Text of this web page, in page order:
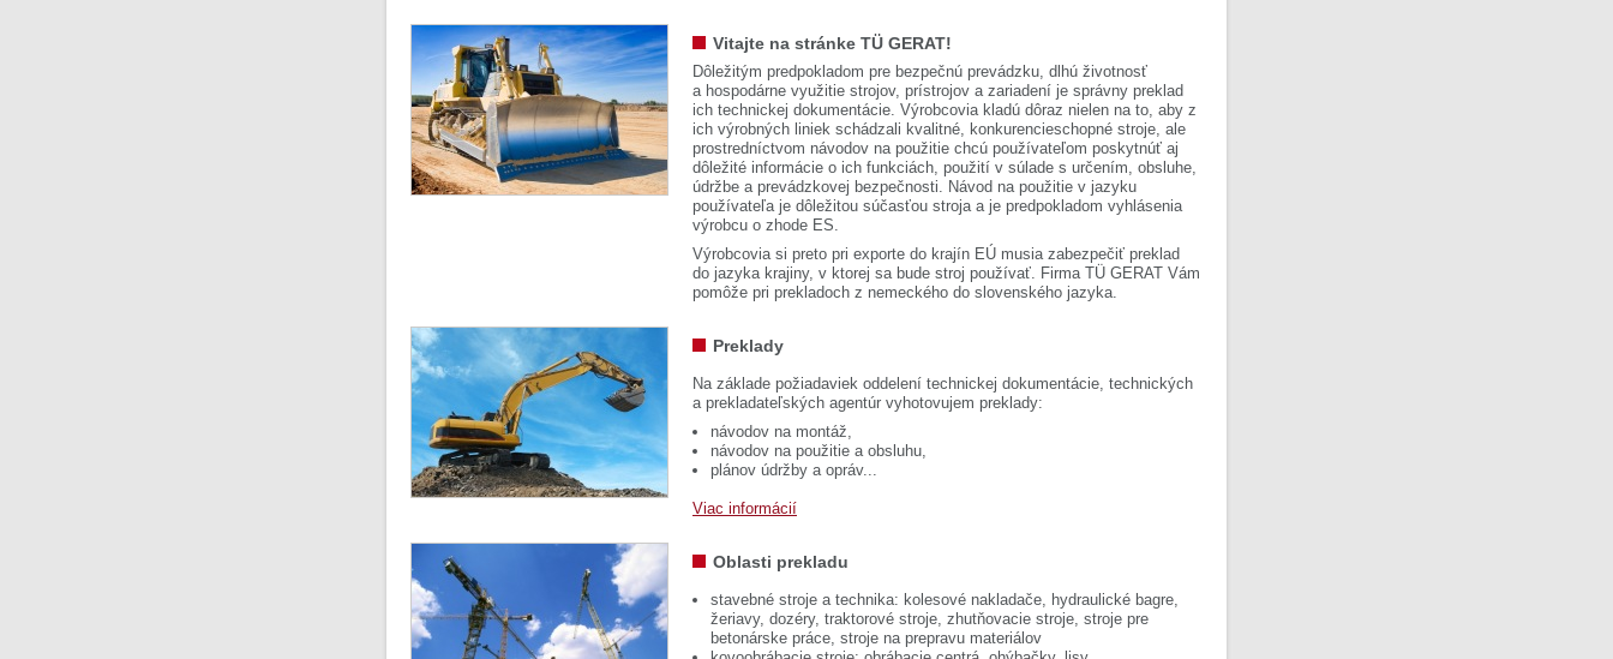
Vitajte na stránke TÜ GERAT!
Dôležitým predpokladom pre bezpečnú prevádzku, dlhú životnosť
a hospodárne využitie strojov, prístrojov a zariadení je správny preklad
ich technickej dokumentácie. Výrobcovia kladú dôraz nielen na to, aby z
ich výrobných liniek schádzali kvalitné, konkurencieschopné stroje, ale
prostredníctvom návodov na použitie chcú používateľom poskytnúť aj
dôležité informácie o ich funkciách, použití v súlade s určením, obsluhe,
údržbe a prevádzkovej bezpečnosti. Návod na použitie v jazyku
používateľa je dôležitou súčasťou stroja a je predpokladom vyhlásenia
výrobcu o zhode ES.
Výrobcovia si preto pri exporte do krajín EÚ musia zabezpečiť preklad
do jazyka krajiny, v ktorej sa bude stroj používať. Firma TÜ GERAT Vám
pomôže pri prekladoch z nemeckého do slovenského jazyka.
Preklady
Na základe požiadaviek oddelení technickej dokumentácie, technických
a prekladateľských agentúr vyhotovujem preklady:
návodov na montáž,
návodov na použitie a obsluhu,
plánov údržby a opráv...
Viac informácií
Oblasti prekladu
stavebné stroje a technika: kolesové nakladače, hydraulické bagre,
žeriavy, dozéry, traktorové stroje, zhutňovacie stroje, stroje pre
betonárske práce, stroje na prepravu materiálov